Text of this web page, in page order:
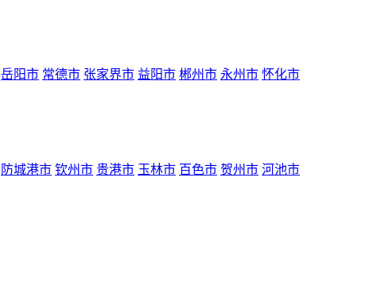
岳阳市 常德市 张家界市 益阳市 郴州市 永州市 怀化市
防城港市 钦州市 贵港市 玉林市 百色市 贺州市 河池市